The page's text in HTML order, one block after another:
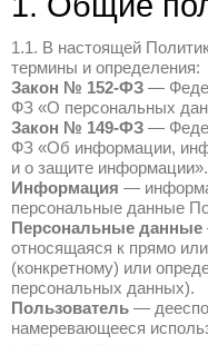
Пользователях
Перед
ознакомиться
1.
1.1. В
термины и